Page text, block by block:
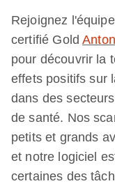
Rejoignez
certifié Gold
pour découvrir la
effets positifs sur
dans des
de santé. Nos
petits et grands
et notre logiciel
certaines des